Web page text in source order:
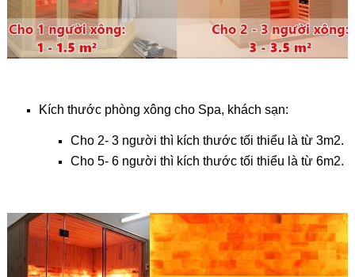
Kích thước phòng xông cho Spa, khách sạn:
Cho 2- 3 người thì kích thước tối thiểu là từ 3m2.
Cho 5- 6 người thì kích thước tối thiểu là từ 6m2.